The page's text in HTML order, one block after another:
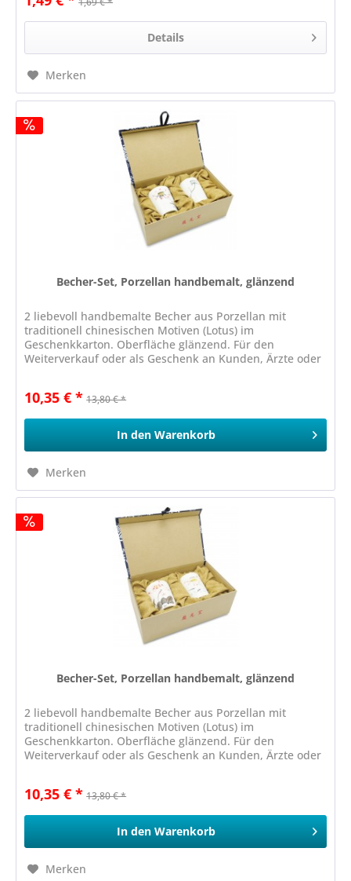
Details
Merken
Becher-Set, Porzellan handbemalt, glänzend
2 liebevoll handbemalte Becher aus Porzellan mit
traditionell chinesischen Motiven (Lotus) im
Geschenkkarton. Oberfläche glänzend. Für den
Weiterverkauf oder als Geschenk an Kunden, Ärzte oder
10,35 € * 13,80 € *
In den Warenkorb
Merken
Becher-Set, Porzellan handbemalt, glänzend
2 liebevoll handbemalte Becher aus Porzellan mit
traditionell chinesischen Motiven (Lotus) im
Geschenkkarton. Oberfläche glänzend. Für den
Weiterverkauf oder als Geschenk an Kunden, Ärzte oder
10,35 € * 13,80 € *
In den Warenkorb
Merken